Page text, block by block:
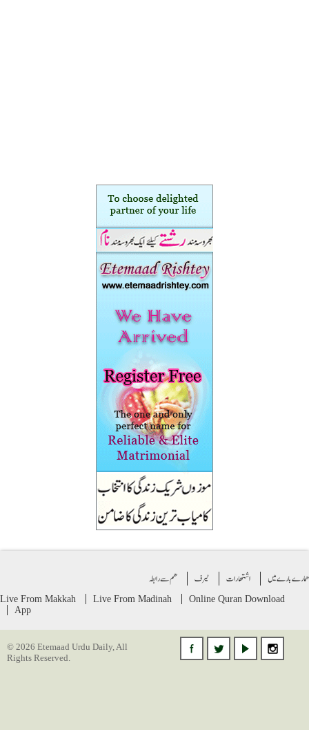
بارے میں اشتهارات ٹیرف ھم سے رابطہ
Live From Makkah Live From Madinah Online Quran Download
App
© 2026 Etemaad Urdu Daily, All
Rights Reserved.